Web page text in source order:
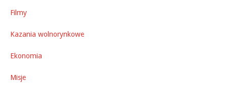
Filmy
Kazania wolnorynkowe
Ekonomia
Misje